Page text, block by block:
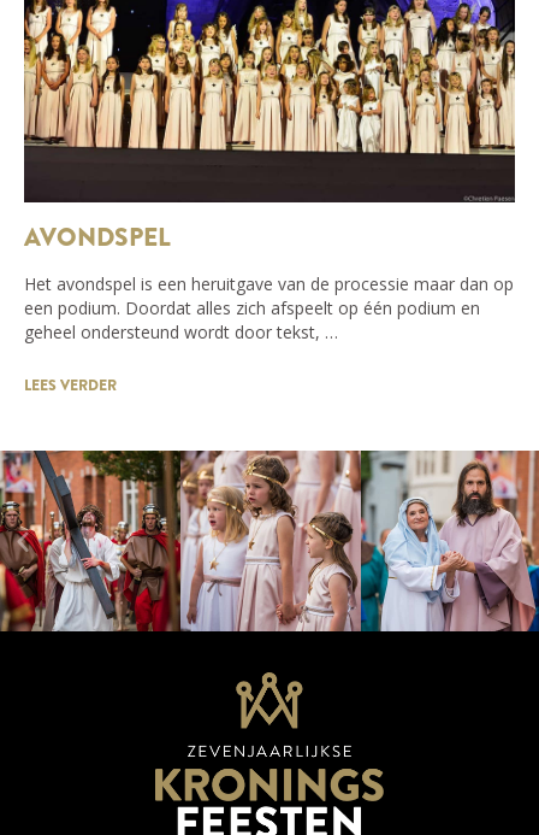
AVONDSPEL
Het avondspel is een heruitgave van de processie maar dan op
een podium. Doordat alles zich afspeelt op één podium en
geheel ondersteund wordt door tekst, …
LEES VERDER